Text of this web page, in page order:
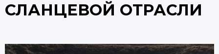
СЛАНЦЕВОЙ ОТРАСЛИ